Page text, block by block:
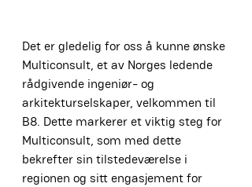
Det er gledelig for oss å kunne ønske
Multiconsult, et av Norges ledende
rådgivende ingeniør- og
arkitekturselskaper, velkommen til
B8. Dette markerer et viktig steg for
Multiconsult, som med dette
bekrefter sin tilstedeværelse i
regionen og sitt engasjement for